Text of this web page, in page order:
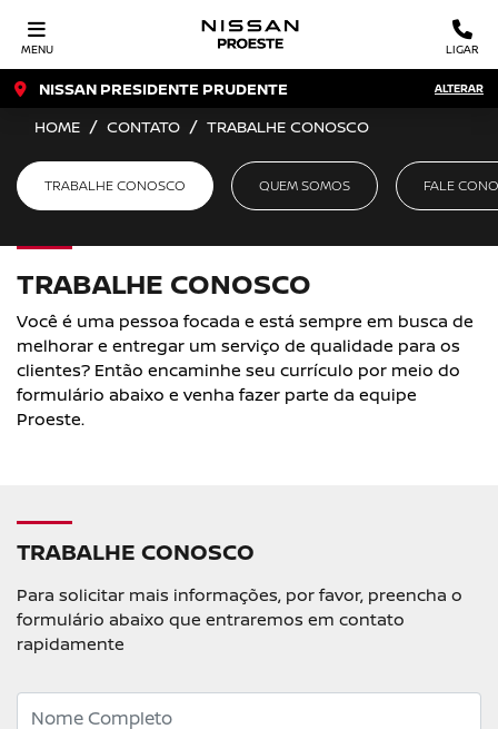
MENU LIGAR
NISSAN PRESIDENTE PRUDENTE ALTERAR
HOME CONTATO TRABALHE CONOSCO
QUEM SOMOS FALE
TRABALHE CONOSCO
TRABALHE CONOSCO
Você é uma pessoa focada e está sempre em busca de
melhorar e entregar um serviço de qualidade para os
clientes? Então encaminhe seu currículo por meio do
formulário abaixo e venha fazer parte da equipe
Proeste.
TRABALHE CONOSCO
Para solicitar mais informações, por favor, preencha o
formulário abaixo que entraremos em contato
rapidamente